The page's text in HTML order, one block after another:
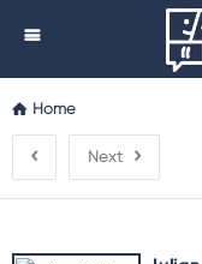
Home
Next